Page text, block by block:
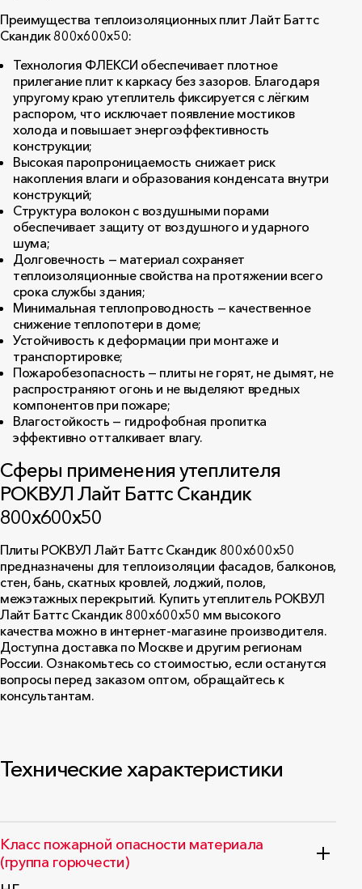
Преимущества теплоизоляционных плит Лайт Баттс
Скандик 800х600х50:
Технология ФЛЕКСИ обеспечивает плотное
прилегание плит к каркасу без зазоров. Благодаря
упругому краю утеплитель фиксируется с лёгким
распором, что исключает появление мостиков
холода и повышает энергоэффективность
конструкции;
Высокая паропроницаемость снижает риск
накопления влаги и образования конденсата внутри
конструкций;
Структура волокон с воздушными порами
обеспечивает защиту от воздушного и ударного
шума;
Долговечность — материал сохраняет
теплоизоляционные свойства на протяжении всего
срока службы здания;
Минимальная теплопроводность — качественное
снижение теплопотери в доме;
Устойчивость к деформации при монтаже и
транспортировке;
Пожаробезопасность — плиты не горят, не дымят, не
распространяют огонь и не выделяют вредных
компонентов при пожаре;
Влагостойкость — гидрофобная пропитка
эффективно отталкивает влагу.
Сферы применения утеплителя
РОКВУЛ Лайт Баттс Скандик
800x600x50
Плиты РОКВУЛ Лайт Баттс Скандик 800х600х50
предназначены для теплоизоляции фасадов, балконов,
стен, бань, скатных кровлей, лоджий, полов,
межэтажных перекрытий. Купить утеплитель РОКВУЛ
Лайт Баттс Скандик 800x600x50 мм высокого
качества можно в интернет-магазине производителя.
Доступна доставка по Москве и другим регионам
России. Ознакомьтесь со стоимостью, если останутся
вопросы перед заказом оптом, обращайтесь к
консультантам.
Технические характеристики
Класс пожарной опасности материала
(группа горючести)